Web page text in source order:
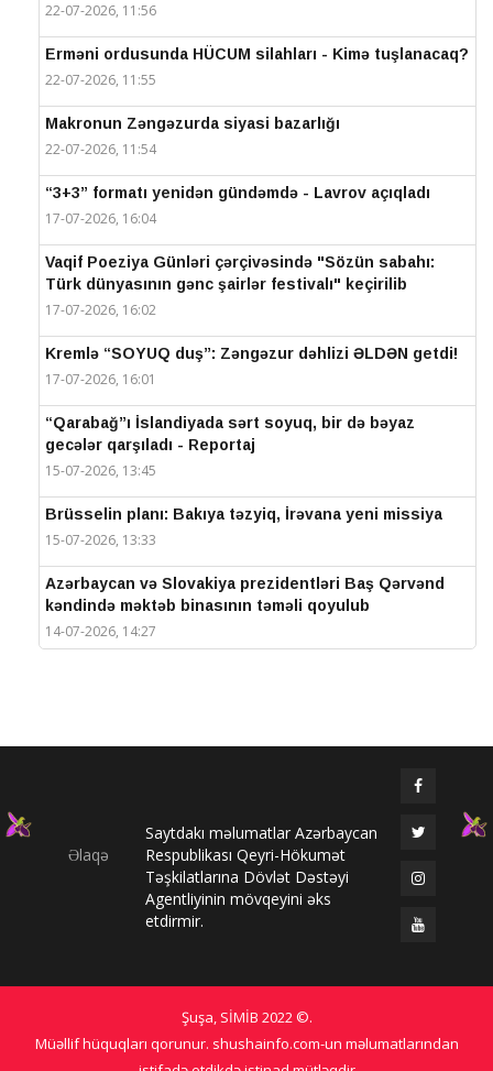
22-07-2026, 11:56
Erməni ordusunda HÜCUM silahları - Kimə tuşlanacaq?
22-07-2026, 11:55
Makronun Zəngəzurda siyasi bazarlığı
22-07-2026, 11:54
“3+3” formatı yenidən gündəmdə - Lavrov açıqladı
17-07-2026, 16:04
Vaqif Poeziya Günləri çərçivəsində "Sözün sabahı:
Türk dünyasının gənc şairlər festivalı" keçirilib
17-07-2026, 16:02
Kremlə “SOYUQ duş”: Zəngəzur dəhlizi ƏLDƏN getdi!
17-07-2026, 16:01
“Qarabağ”ı İslandiyada sərt soyuq, bir də bəyaz
gecələr qarşıladı - Reportaj
15-07-2026, 13:45
Brüsselin planı: Bakıya təzyiq, İrəvana yeni missiya
15-07-2026, 13:33
Azərbaycan və Slovakiya prezidentləri Baş Qərvənd
kəndində məktəb binasının təməli qoyulub
14-07-2026, 14:27
Prezidentlər Şuşada mətbuata bəyanatlarla çıxış
Elməddin Behbud: “IV Şuşa Qlobal Media Forumu
beynəlxalq media əməkdaşlığının nüfuzlu
platformasına çevrilib”
14-07-2026, 14:24
Qlobal Şuşa
13-07-2026, 10:34
Əlaqə
Saytdakı məlumatlar Azərbaycan
Respublikası Qeyri-Hökumət
Təşkilatlarına Dövlət Dəstəyi
Agentliyinin mövqeyini əks
etdirmir.
Şuşa, SİMİB 2022 ©.
Müəllif hüquqları qorunur. shushainfo.com-un məlumatlarından